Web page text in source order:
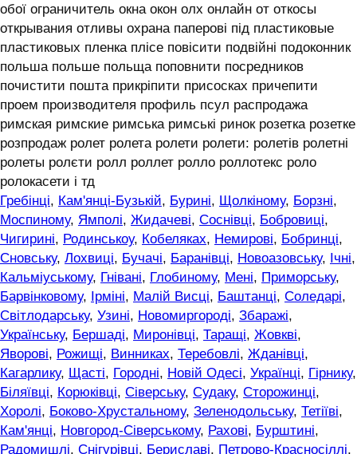
обої ограничитель окна окон олх онлайн от откосы
открывания отливы охрана паперові під пластиковые
пластиковых пленка плісе повісити подвійні подоконник
польша польше польща поповнити посредников
почистити пошта прикріпити присосках причепити
проем производителя профиль псул распродажа
римская римские римська римські ринок розетка розетке
розпродаж ролет ролета ролети ролети: ролетів ролетні
ролеты ролєти ролл роллет ролло роллотекс роло
ролокасети і тд
Гребінці, Кам'янці-Бузькій, Бурині, Щолкіному, Борзні,
Моспиному, Ямполі, Жидачеві, Соснівці, Бобровиці,
Чигирині, Родинськоу, Кобеляках, Немирові, Бобринці,
Сновську, Лохвиці, Бучачі, Баранівці, Новоазовську, Ічні,
Кальміуському, Гнівані, Глобиному, Мені, Приморську,
Барвінковому, Ірміні, Малій Висці, Баштанці, Соледарі,
Світлодарську, Узині, Новомиргороді, Збаражі,
Українську, Бершаді, Миронівці, Таращі, Жовкві,
Яворові, Рожищі, Винниках, Теребовлі, Жданівці,
Кагарлику, Щасті, Городні, Новій Одесі, Українці, Гірнику,
Біляївці, Корюківці, Сіверську, Судаку, Сторожинці,
Хоролі, Боково-Хрустальному, Зеленодольську, Тетіїві,
Кам'янці, Новгород-Сіверському, Рахові, Бурштині,
Радомишлі, Снігурівці, Бериславі, Петрово-Красносіллі,